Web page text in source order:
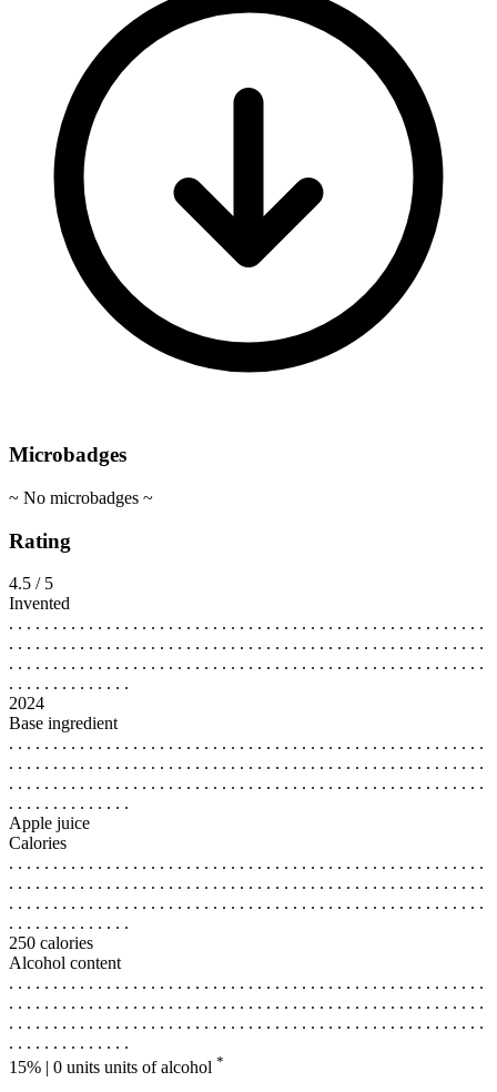
Microbadges
~ No microbadges ~
Rating
4.5 / 5
Invented
. . . . . . . . . . . . . . . . . . . . . . . . . . . . . . . . . . . . . . . . . . . . . . . . . . . . . .
. . . . . . . . . . . . . . . . . . . . . . . . . . . . . . . . . . . . . . . . . . . . . . . . . . . . . .
. . . . . . . . . . . . . . . . . . . . . . . . . . . . . . . . . . . . . . . . . . . . . . . . . . . . . .
. . . . . . . . . . . . . .
2024
Base ingredient
. . . . . . . . . . . . . . . . . . . . . . . . . . . . . . . . . . . . . . . . . . . . . . . . . . . . . .
. . . . . . . . . . . . . . . . . . . . . . . . . . . . . . . . . . . . . . . . . . . . . . . . . . . . . .
. . . . . . . . . . . . . . . . . . . . . . . . . . . . . . . . . . . . . . . . . . . . . . . . . . . . . .
. . . . . . . . . . . . . .
Apple juice
Calories
. . . . . . . . . . . . . . . . . . . . . . . . . . . . . . . . . . . . . . . . . . . . . . . . . . . . . .
. . . . . . . . . . . . . . . . . . . . . . . . . . . . . . . . . . . . . . . . . . . . . . . . . . . . . .
. . . . . . . . . . . . . . . . . . . . . . . . . . . . . . . . . . . . . . . . . . . . . . . . . . . . . .
. . . . . . . . . . . . . .
250 calories
Alcohol content
. . . . . . . . . . . . . . . . . . . . . . . . . . . . . . . . . . . . . . . . . . . . . . . . . . . . . .
. . . . . . . . . . . . . . . . . . . . . . . . . . . . . . . . . . . . . . . . . . . . . . . . . . . . . .
. . . . . . . . . . . . . . . . . . . . . . . . . . . . . . . . . . . . . . . . . . . . . . . . . . . . . .
. . . . . . . . . . . . . .
15% | 0 units units of alcohol *